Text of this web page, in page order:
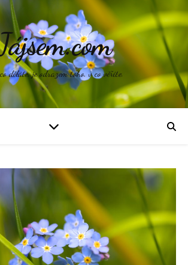
děláte, je odrazem toho, v co věříte.